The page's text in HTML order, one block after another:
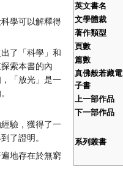
英文書名
文學體裁
著作類型
頁數
篇數
真佛般若藏電
子書
上一部作品
下一部作品
系列叢書
學可以解釋得
了「科學」和
索本書的內
「放光」是一
驗，獲得了一
了證明。
地存在於無窮